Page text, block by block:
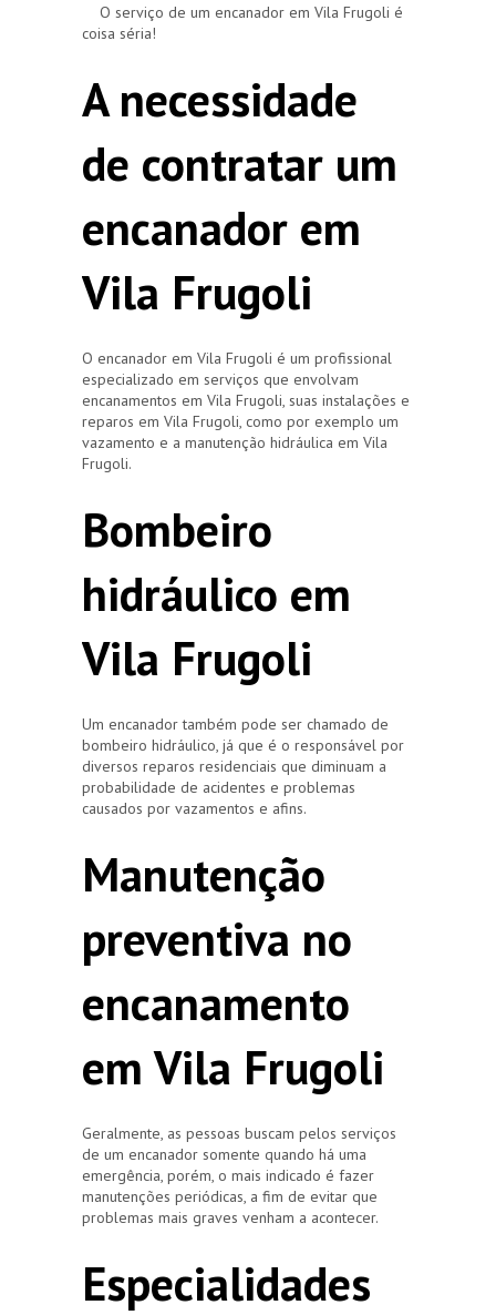
O serviço de um encanador em Vila Frugoli é
coisa séria!
A necessidade
de contratar um
encanador em
Vila Frugoli
O encanador em Vila Frugoli é um profissional
especializado em serviços que envolvam
encanamentos em Vila Frugoli, suas instalações e
reparos em Vila Frugoli, como por exemplo um
vazamento e a manutenção hidráulica em Vila
Frugoli.
Bombeiro
hidráulico em
Vila Frugoli
Um encanador também pode ser chamado de
bombeiro hidráulico, já que é o responsável por
diversos reparos residenciais que diminuam a
probabilidade de acidentes e problemas
causados por vazamentos e afins.
Manutenção
preventiva no
encanamento
em Vila Frugoli
Geralmente, as pessoas buscam pelos serviços
de um encanador somente quando há uma
emergência, porém, o mais indicado é fazer
manutenções periódicas, a fim de evitar que
problemas mais graves venham a acontecer.
Especialidades